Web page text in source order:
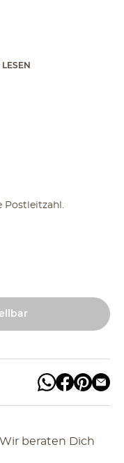
Postleitzahl.
beraten Dich